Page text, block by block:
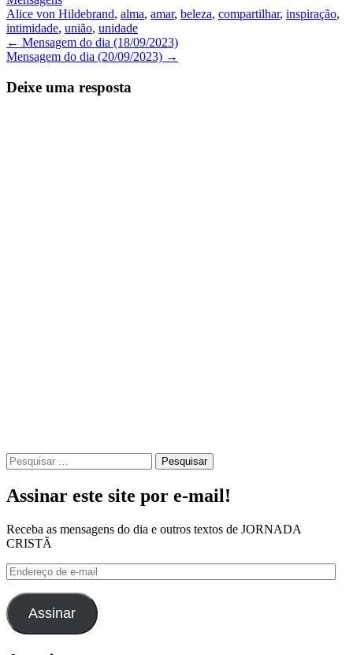
Alice von Hildebrand, alma, amar, beleza, compartilhar, inspiração,
intimidade, união, unidade
Navegação
de
Posts
← Mensagem do dia (18/09/2023)
Mensagem do dia (20/09/2023) →
Deixe uma resposta
Pesquisar
por:
Assinar este site por e-mail!
Receba as mensagens do dia e outros textos de JORNADA
CRISTÃ
Endereço
de
e-
mail
Assinar